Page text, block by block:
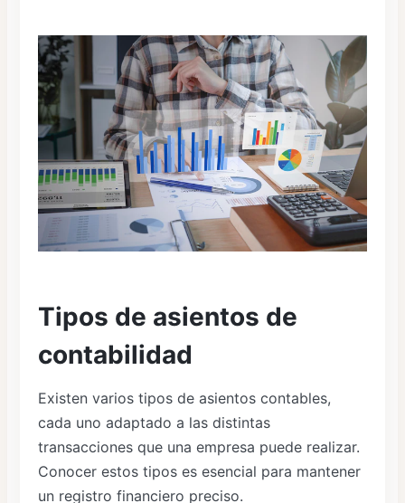
Tipos de asientos de
contabilidad
Existen varios tipos de asientos contables,
cada uno adaptado a las distintas
transacciones que una empresa puede realizar.
Conocer estos tipos es esencial para mantener
un registro financiero preciso.